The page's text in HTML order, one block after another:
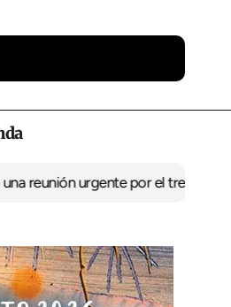
urgente por el trenEl BNG exige la